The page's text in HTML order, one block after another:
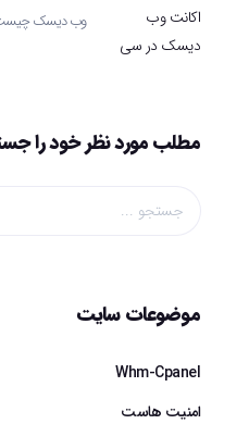
وب دیسک چیست و
مطلب مورد نظر خود را
موضوعات سایت
Whm-Cpanel
امنیت هاست